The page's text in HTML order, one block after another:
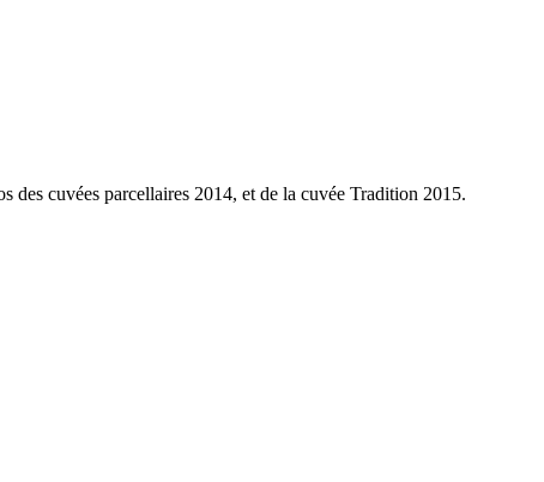
des cuvées parcellaires 2014, et de la cuvée Tradition 2015.